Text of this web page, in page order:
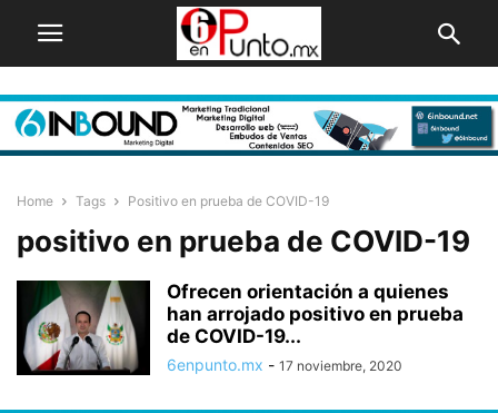
Home Tags Positivo en prueba de COVID-19
positivo en prueba de COVID-19
Ofrecen orientación a quienes
han arrojado positivo en prueba
de COVID-19...
6enpunto.mx - 17 noviembre, 2020